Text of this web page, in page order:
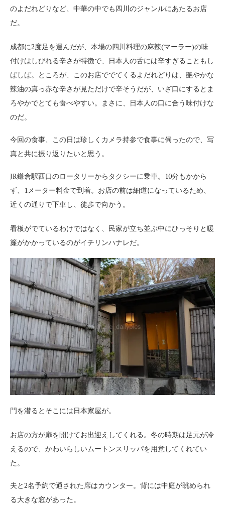
のよだれどりなど、中華の中でも四川のジャンルにあたるお店
だ。
成都に2度足を運んだが、本場の四川料理の麻辣(マーラー)の味
付けはしびれる辛さが特徴で、日本人の舌には辛すぎることもし
ばしば。ところが、このお店ででてくるよだれどりは、艶やかな
辣油の真っ赤な辛さが見ただけで辛そうだが、いざ口にするとま
ろやかでとても食べやすい。まさに、日本人の口に合う味付けな
のだ。
今回の食事、この日は珍しくカメラ持参で食事に伺ったので、写
真と共に振り返りたいと思う。
JR鎌倉駅西口のロータリーからタクシーに乗車。10分もかから
ず、1メーター料金で到着。お店の前は細道になっているため、
近くの通りで下車し、徒歩で向かう。
看板がでているわけではなく、民家が立ち並ぶ中にひっそりと暖
簾がかかっているのがイチリンハナレだ。
門を潜るとそこには日本家屋が。
お店の方が扉を開けてお出迎えしてくれる。冬の時期は足元が冷
えるので、かわいらしいムートンスリッパを用意してくれてい
た。
夫と2名予約で通された席はカウンター。背には中庭が眺められ
る大きな窓があった。